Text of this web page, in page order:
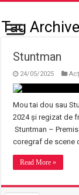
Tag
Stuntman
24/05/2025
Mou tai dou sau
2024 și regizat de
Stuntman –
coregraf de scene
Read More »